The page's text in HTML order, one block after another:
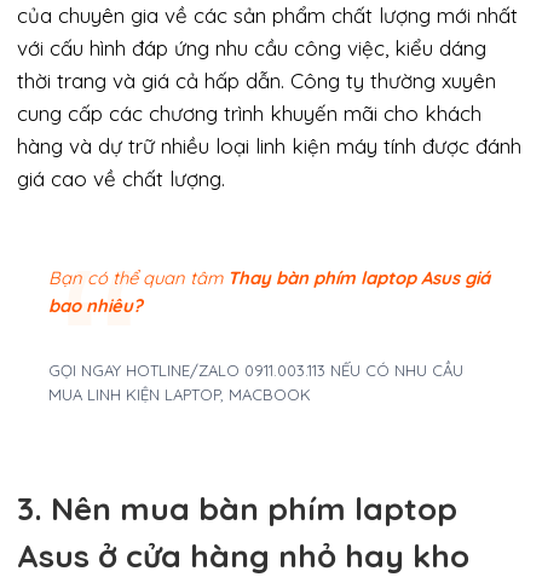
của chuyên gia về các sản phẩm chất lượng mới nhất
với cấu hình đáp ứng nhu cầu công việc, kiểu dáng
thời trang và giá cả hấp dẫn. Công ty thường xuyên
cung cấp các chương trình khuyến mãi cho khách
hàng và dự trữ nhiều loại linh kiện máy tính được đánh
giá cao về chất lượng.
Bạn có thể quan tâm Thay bàn phím laptop Asus giá
bao nhiêu?
GỌI NGAY HOTLINE/ZALO 0911.003.113 NẾU CÓ NHU CẦU
MUA LINH KIỆN LAPTOP, MACBOOK
3. Nên mua bàn phím laptop
Asus ở cửa hàng nhỏ hay kho